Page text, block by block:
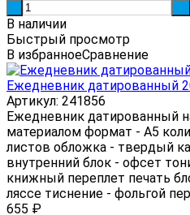
В наличии
Быстрый просмотр
В избранноеСравнение
Ежедневник датированный
Артикул: 241856
Ежедневник датированный
материалом формат - А5
листов обложка - твердый
внутренний блок - офсет
книжный переплет печать
ляссе тиснение - фольгой
655 ₽